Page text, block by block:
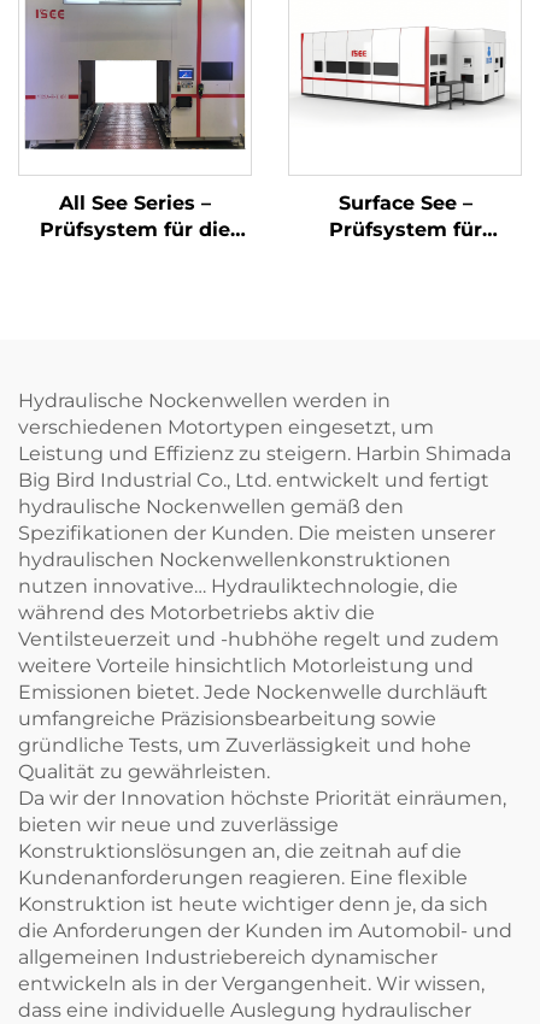
All See Series –
Prüfsystem für die
Surface See –
Prüfsystem für
Hydraulische Nockenwellen werden in
verschiedenen Motortypen eingesetzt, um
Leistung und Effizienz zu steigern. Harbin Shimada
Big Bird Industrial Co., Ltd. entwickelt und fertigt
hydraulische Nockenwellen gemäß den
Spezifikationen der Kunden. Die meisten unserer
hydraulischen Nockenwellenkonstruktionen
nutzen innovative… Hydrauliktechnologie, die
während des Motorbetriebs aktiv die
Ventilsteuerzeit und -hubhöhe regelt und zudem
weitere Vorteile hinsichtlich Motorleistung und
Emissionen bietet. Jede Nockenwelle durchläuft
umfangreiche Präzisionsbearbeitung sowie
gründliche Tests, um Zuverlässigkeit und hohe
Qualität zu gewährleisten.
Da wir der Innovation höchste Priorität einräumen,
bieten wir neue und zuverlässige
Konstruktionslösungen an, die zeitnah auf die
Kundenanforderungen reagieren. Eine flexible
Konstruktion ist heute wichtiger denn je, da sich
die Anforderungen der Kunden im Automobil- und
allgemeinen Industriebereich dynamischer
entwickeln als in der Vergangenheit. Wir wissen,
dass eine individuelle Auslegung hydraulischer